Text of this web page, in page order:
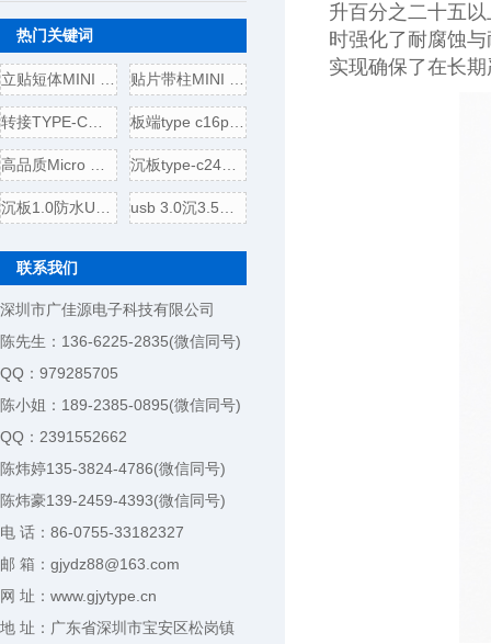
热门关键词
立贴短体MINI USB 5P母座,带 贴片带柱MINI USB 5P公头/插
转接TYPE-C母头转USB3.0插头 板端type c16p母座,电源引脚
高品质Micro USB 5P B型口母座 沉板type-c24p母座,usb 3.1连接
沉板1.0防水USB 3.1 TYPE-C24 usb 3.0沉3.5壳四脚全贴,直边
联系我们
深圳市广佳源电子科技有限公司
陈先生：136-6225-2835(微信同号)
QQ：979285705
陈小姐：189-2385-0895(微信同号)
QQ：2391552662
陈炜婷135-3824-4786(微信同号)
陈炜豪139-2459-4393(微信同号)
电 话：86-0755-33182327
邮 箱：gjydz88@163.com
网 址：www.gjytype.cn
地 址：广东省深圳市宝安区松岗镇
升百分之二十五
时强化了耐腐蚀
实现确保了在长